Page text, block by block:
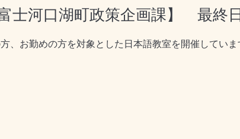
士河口湖町政策企画課】 最終
、お勤めの方を対象とした日本語教室を開催してい